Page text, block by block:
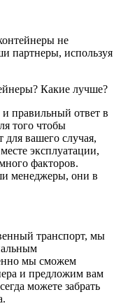
не
партнеры, используя
Какие лучше?
правильный ответ в
того чтобы
для вашего случая,
эксплуатации,
факторов.
менеджеры, они в
транспорт, мы
мы сможем
и предложим вам
можете забрать